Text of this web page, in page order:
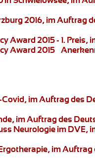
2016, im Auftrag
Award 2015 - 1. Preis,
Award 2015 –
Covid, im Auftrag des
, im Auftrag des
Neurologie im DVE,
, im Auftrag